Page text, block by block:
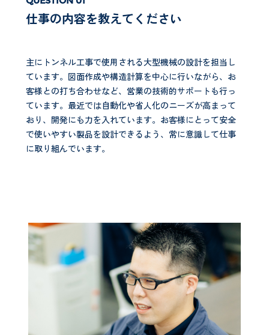
仕事の内容を教えてください
主にトンネル工事で使用される大型機械の設計を担当し
ています。図面作成や構造計算を中心に行いながら、お
客様との打ち合わせなど、営業の技術的サポートも行っ
ています。最近では自動化や省人化のニーズが高まって
おり、開発にも力を入れています。お客様にとって安全
で使いやすい製品を設計できるよう、常に意識して仕事
に取り組んでいます。